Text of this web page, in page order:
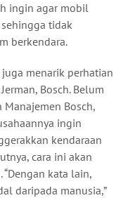
ingin agar mobil
tidak
berkendara.
menarik perhatian
Bosch. Belum
Bosch,
ingin
kendaraan
cara ini akan
kata lain,
daripada manusia,”